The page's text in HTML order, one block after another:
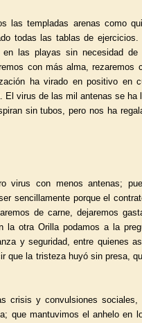
las templadas arenas como
todas las tablas de
en las playas sin necesidad
con más alma, rezaremos
ha virado en positivo en
El virus de las mil antenas se ha
sin tubos, pero nos ha
virus con menos antenas;
sencillamente porque el
de carne, dejaremos
la otra Orilla podamos a la
y seguridad, entre quienes
que la tristeza huyó sin presa,
crisis y convulsiones
que mantuvimos el anhelo en